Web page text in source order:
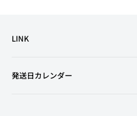
LINK
特定商取引法に基づく表記
発送日カレンダー